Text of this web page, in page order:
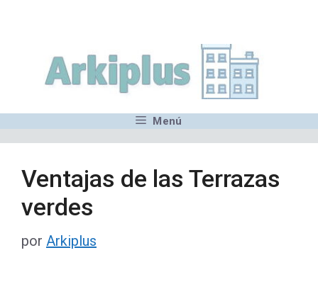
contenido
Menú
Ventajas de las Terrazas
verdes
por Arkiplus